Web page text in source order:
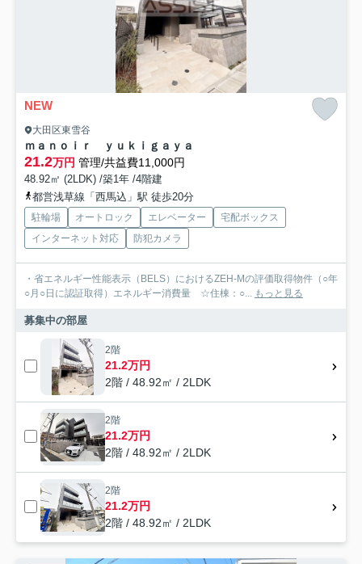
NEW
大田区東雪谷
ｍａｎｏｉｒ ｙｕｋｉｇａｙａ
21.2万円 管理/共益費11,000円
48.92㎡ (2LDK) /築1年 /4階建
都営浅草線「西馬込」駅 徒歩20分
駐輪場 オートロック エレベーター
宅配ボックス
インターネット対応
防犯カメラ
・省エネルギー性能表示（BELS）におけるZEH-Mの評価取得物件（○年
○月○日に認証取得）エネルギー消費量 ☆住棟：○... もっと見る
募集中の部屋
2階
21.2万円
2階 / 48.92㎡ / 2LDK
2階
21.2万円
2階 / 48.92㎡ / 2LDK
2階
21.2万円
2階 / 48.92㎡ / 2LDK